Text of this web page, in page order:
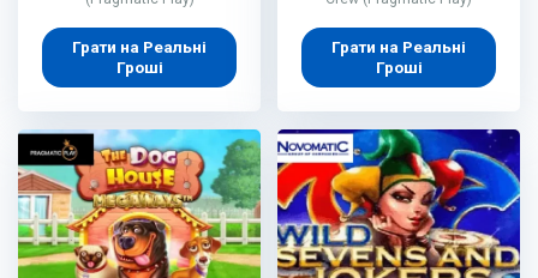
Грати на Реальні
Гроші
Грати на Реальні
Гроші